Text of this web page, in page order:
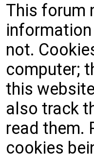
This forum
not.
computer;
this
also track
read them.
cookies